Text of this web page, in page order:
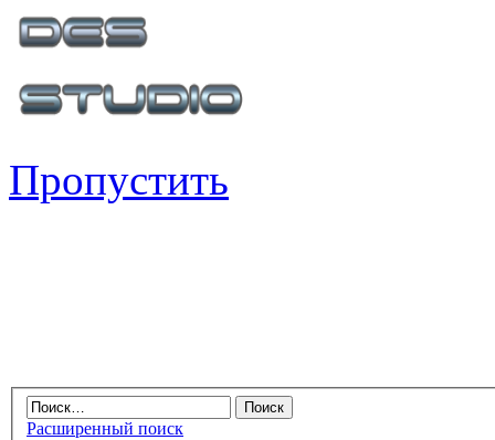
Пропустить
Расширенный поиск